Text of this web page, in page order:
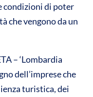
condizioni di poter
che vengono da un
– ‘Lombardia
dell’imprese che
turistica, dei